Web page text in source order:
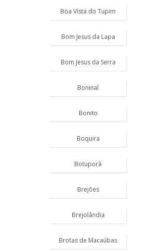
Boa Vista do Tupim
Bom Jesus da Lapa
Bom Jesus da Serra
Boninal
Bonito
Boquira
Botuporã
Brejões
Brejolândia
Brotas de Macaúbas